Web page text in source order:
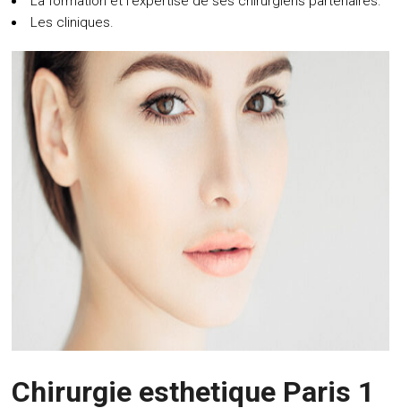
Les cliniques.
Chirurgie esthetique Paris 1